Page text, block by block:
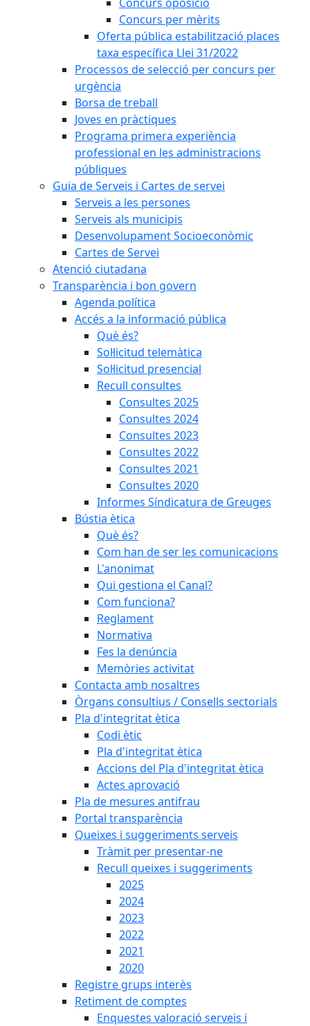
Concurs per mèrits
Oferta pública estabilització places
taxa específica Llei 31/2022
Processos de selecció per concurs per
urgència
Borsa de treball
Joves en pràctiques
Programa primera experiència
professional en les administracions
públiques
Guia de Serveis i Cartes de servei
Serveis a les persones
Serveis als municipis
Desenvolupament Socioeconòmic
Cartes de Servei
Atenció ciutadana
Transparència i bon govern
Agenda política
Accés a la informació pública
Què és?
Sol·licitud telemàtica
Sol·licitud presencial
Recull consultes
Consultes 2025
Consultes 2024
Consultes 2023
Consultes 2022
Consultes 2021
Consultes 2020
Informes Síndicatura de Greuges
Bústia ètica
Què és?
Com han de ser les comunicacions
L'anonimat
Qui gestiona el Canal?
Com funciona?
Reglament
Normativa
Fes la denúncia
Memòries activitat
Contacta amb nosaltres
Òrgans consultius / Consells sectorials
Pla d'integritat ètica
Codi ètic
Pla d'integritat ètica
Accions del Pla d'integritat ètica
Actes aprovació
Pla de mesures antifrau
Portal transparència
Queixes i suggeriments serveis
Tràmit per presentar-ne
Recull queixes i suggeriments
2025
2024
2023
2022
2021
2020
Registre grups interès
Retiment de comptes
Enquestes valoració serveis i